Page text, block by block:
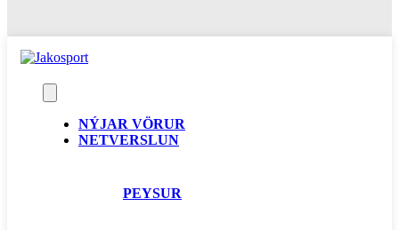
NÝJAR VÖRUR
NETVERSLUN
PEYSUR